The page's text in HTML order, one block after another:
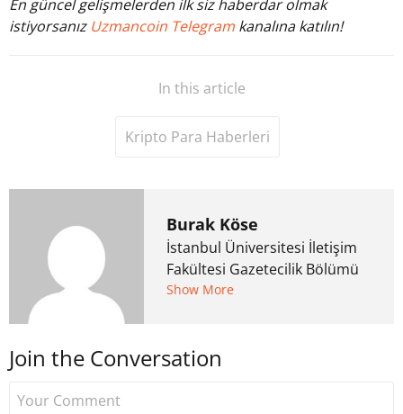
En güncel gelişmelerden ilk siz haberdar olmak
istiyorsanız Uzmancoin Telegram kanalına katılın!
In this article
Kripto Para Haberleri
Burak Köse
İstanbul Üniversitesi İletişim
Fakültesi Gazetecilik Bölümü
mezunu. 6 yıl ana akım
kurdu. 2017'nin Mayıs ayından
Show More
Join the Conversation